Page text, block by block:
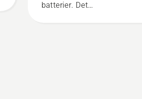
batterier. Det